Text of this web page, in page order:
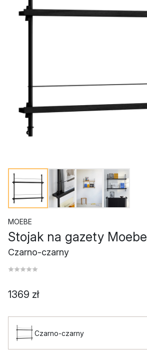
MOEBE
Stojak na gazety Moebe
Czarno-czarny
1369 zł
Czarno-czarny